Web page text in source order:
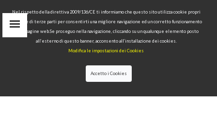
Area Riservata
COLLEZIONI >> NOLITA
Nel rispetto della direttiva 2009/136/CE ti informiamo che questo sito utilizza cookie propri
tecnici e di terze parti per consentirti una migliore navigazione ed un corretto funzionamento
delle pagine web.Se proseguo nella navigazione, cliccando su un qualunque elemento posto
all’esterno di questo banner, acconsento all’installazione dei cookies.
Modifica le impostazioni dei Cookies
Accetto i Cookies